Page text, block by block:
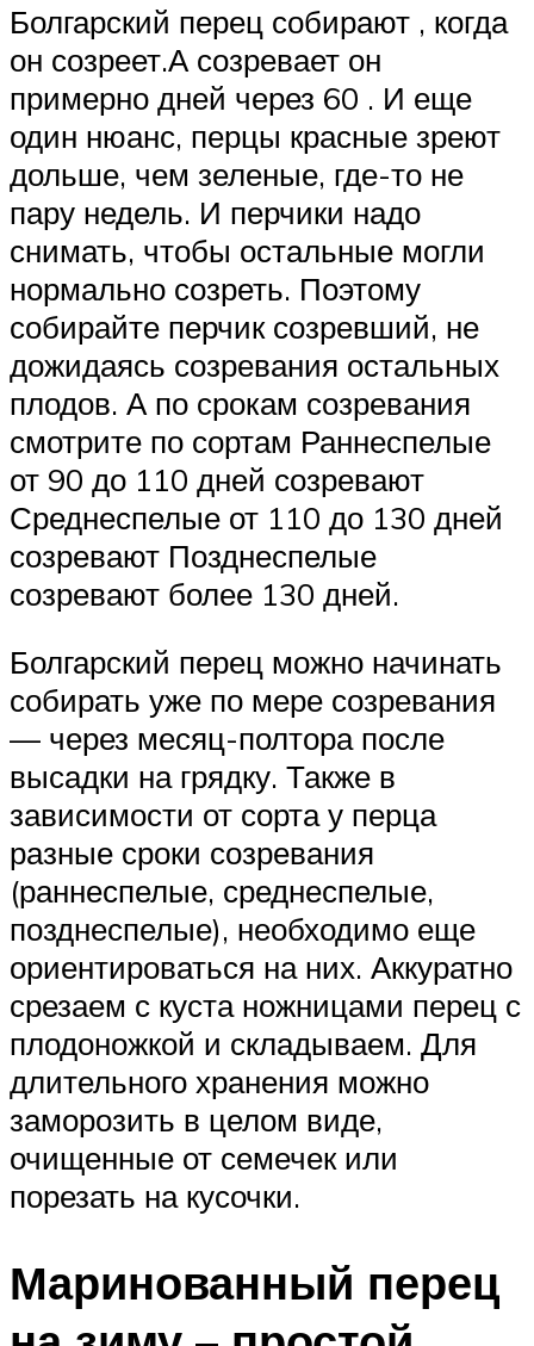
Болгарский перец собирают , когда
он созреет.А созревает он
примерно дней через 60 . И еще
один нюанс, перцы красные зреют
дольше, чем зеленые, где-то не
пару недель. И перчики надо
снимать, чтобы остальные могли
нормально созреть. Поэтому
собирайте перчик созревший, не
дожидаясь созревания остальных
плодов. А по срокам созревания
смотрите по сортам Раннеспелые
от 90 до 110 дней созревают
Среднеспелые от 110 до 130 дней
созревают Позднеспелые
созревают более 130 дней.
Болгарский перец можно начинать
собирать уже по мере созревания
— через месяц-полтора после
высадки на грядку. Также в
зависимости от сорта у перца
разные сроки созревания
(раннеспелые, среднеспелые,
позднеспелые), необходимо еще
ориентироваться на них. Аккуратно
срезаем с куста ножницами перец с
плодоножкой и складываем. Для
длительного хранения можно
заморозить в целом виде,
очищенные от семечек или
порезать на кусочки.
Маринованный перец